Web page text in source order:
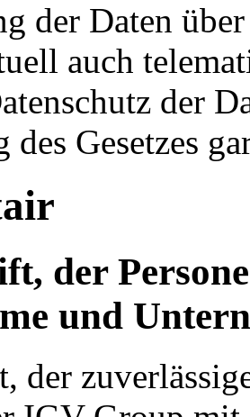
der Daten
auch
der
des Gesetzes
, der
und
der